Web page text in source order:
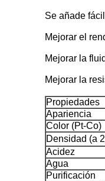
Se añade
Mejorar el
Mejorar la
Mejorar la
Propiedades
Apariencia
Color (Pt-Co)
Densidad (a
Acidez
Agua
Purificación